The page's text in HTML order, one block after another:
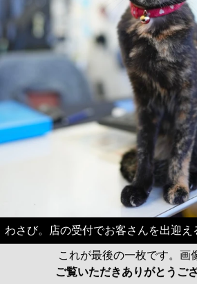
わさび。店の受付でお客さんを出迎え
これが最後の一枚です。画
ご覧いただきありがとうご